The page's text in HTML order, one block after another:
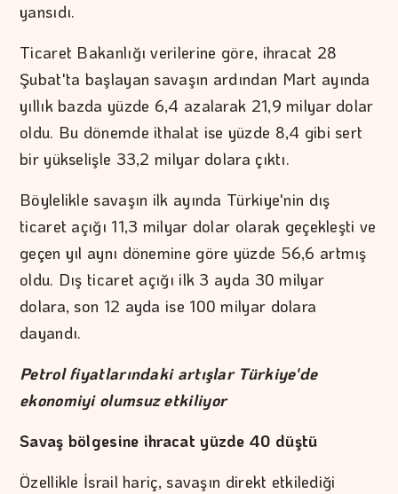
yansıdı.
Ticaret Bakanlığı verilerine göre, ihracat 28
Şubat'ta başlayan savaşın ardından Mart ayında
yıllık bazda yüzde 6,4 azalarak 21,9 milyar dolar
oldu. Bu dönemde ithalat ise yüzde 8,4 gibi sert
bir yükselişle 33,2 milyar dolara çıktı.
Böylelikle savaşın ilk ayında Türkiye'nin dış
ticaret açığı 11,3 milyar dolar olarak geçekleşti ve
geçen yıl aynı dönemine göre yüzde 56,6 artmış
oldu. Dış ticaret açığı ilk 3 ayda 30 milyar
dolara, son 12 ayda ise 100 milyar dolara
dayandı.
Petrol fiyatlarındaki artışlar Türkiye'de
ekonomiyi olumsuz etkiliyor
Savaş bölgesine ihracat yüzde 40 düştü
Özellikle İsrail hariç, savaşın direkt etkilediği